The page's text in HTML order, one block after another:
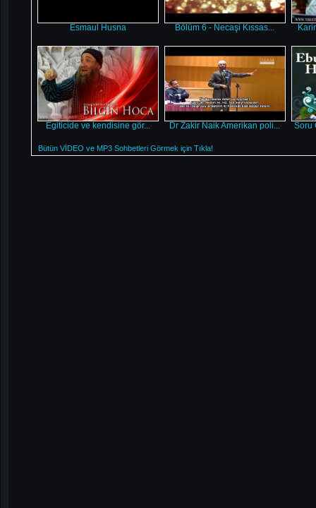
Esmaul Husna Bölüm 6 - Necaşi Kıssas...
Egiticide ve kendisine gör... Dr Zakir Naik Amerikan poli... Soru
Bütün VİDEO ve MP3 Sohbetleri Görmek için Tıkla!